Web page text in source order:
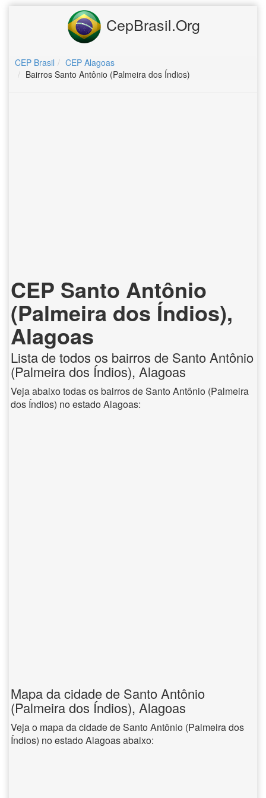
CepBrasil.Org
CEP Brasil
CEP Alagoas
Bairros Santo Antônio (Palmeira dos Índios)
CEP Santo Antônio
(Palmeira dos Índios),
Alagoas
Lista de todos os bairros de Santo Antônio
(Palmeira dos Índios), Alagoas
Veja abaixo todas os bairros de Santo Antônio (Palmeira
dos Índios) no estado Alagoas:
Mapa da cidade de Santo Antônio
(Palmeira dos Índios), Alagoas
Veja o mapa da cidade de Santo Antônio (Palmeira dos
Índios) no estado Alagoas abaixo: